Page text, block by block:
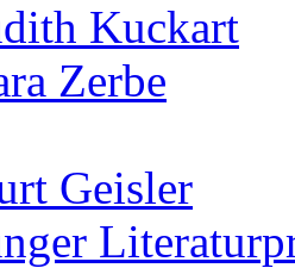
Kuckart
Zerbe
Geisler